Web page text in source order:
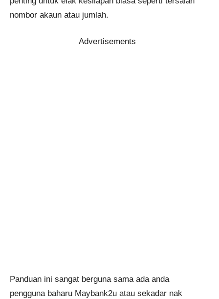
nombor akaun atau jumlah.
Advertisements
Panduan ini sangat berguna sama ada anda
pengguna baharu Maybank2u atau sekadar nak